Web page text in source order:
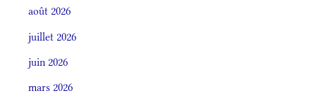
août 2026
juillet 2026
juin 2026
mars 2026